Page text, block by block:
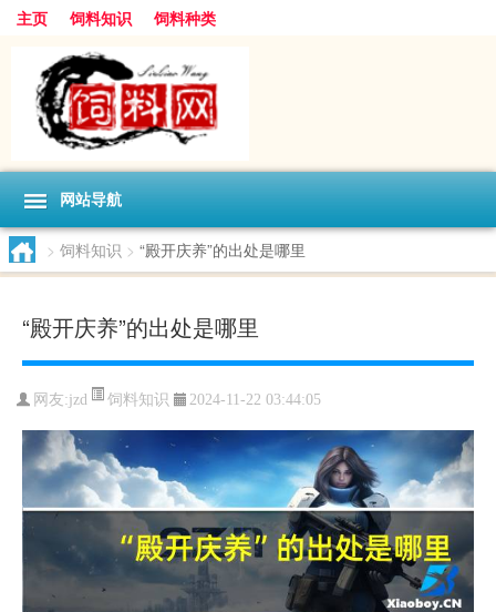
主页 饲料知识 饲料种类
网站导航
> 饲料知识 > “殿开庆养”的出处是哪里
“殿开庆养”的出处是哪里
网友:jzd 饲料知识 2024-11-22 03:44:05